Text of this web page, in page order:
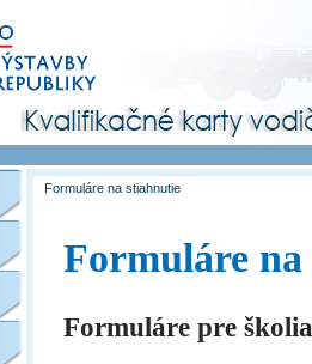
Formuláre na stiahnutie
Formuláre
Formuláre pre